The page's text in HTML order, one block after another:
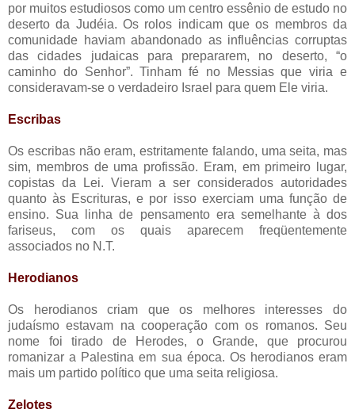
por muitos estudiosos como um centro essênio de estudo no
deserto da Judéia. Os rolos indicam que os membros da
comunidade haviam abandonado as influências corruptas
das cidades judaicas para prepararem, no deserto, “o
caminho do Senhor”. Tinham fé no Messias que viria e
consideravam-se o verdadeiro Israel para quem Ele viria.
Escribas
Os escribas não eram, estritamente falando, uma seita, mas
sim, membros de uma profissão. Eram, em primeiro lugar,
copistas da Lei. Vieram a ser considerados autoridades
quanto às Escrituras, e por isso exerciam uma função de
ensino. Sua linha de pensamento era semelhante à dos
fariseus, com os quais aparecem freqüentemente
associados no N.T.
Herodianos
Os herodianos criam que os melhores interesses do
judaísmo estavam na cooperação com os romanos. Seu
nome foi tirado de Herodes, o Grande, que procurou
romanizar a Palestina em sua época. Os herodianos eram
mais um partido político que uma seita religiosa.
Zelotes